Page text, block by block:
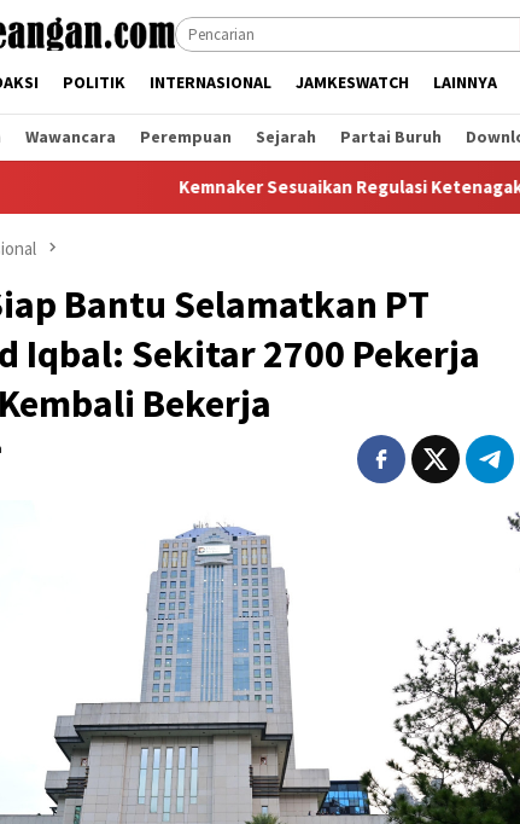
POLITIK INTERNASIONAL JAMKESWATCH LAINNYA
Wawancara Perempuan Sejarah Partai Buruh
Kemnaker Sesuaikan Regulasi Ketenagakerjaan
Bantu Selamatkan PT
Iqbal: Sekitar 2700 Pekerja
Bekerja